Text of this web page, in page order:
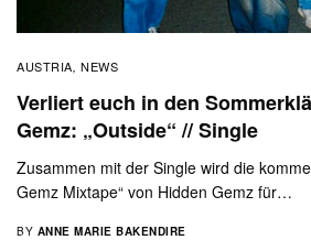
AUSTRIA, NEWS
Verliert euch in den
Gemz: „Outside“ // Single
Zusammen mit der Single wird die
Gemz Mixtape“ von Hidden Gemz für…
BY ANNE MARIE BAKENDIRE